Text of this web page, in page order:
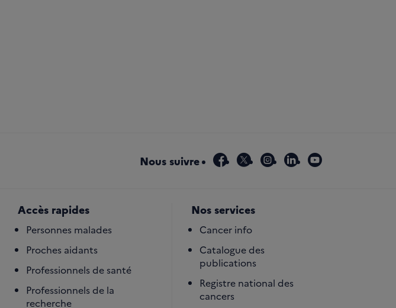
Nous suivre facebook
x instagram
linkedinyoutube
Accès rapides
Personnes malades
Proches aidants
Professionnels de santé
Professionnels de la
recherche
Nos services
Cancer info
Catalogue des
publications
Registre national des
cancers